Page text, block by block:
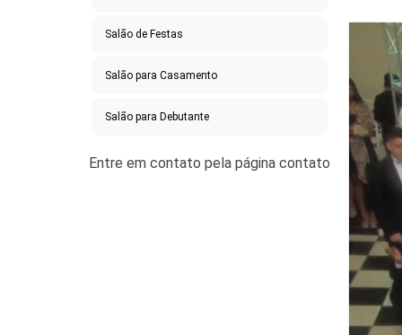
Salão de Festas
Salão para Casamento
Salão para Debutante